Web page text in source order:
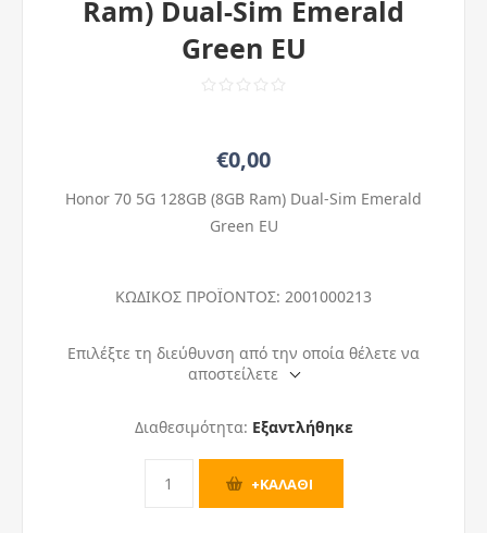
Ram) Dual-Sim Emerald
Green EU
€0,00
Honor 70 5G 128GB (8GB Ram) Dual-Sim Emerald
Green EU
ΚΩΔΙΚΟΣ ΠΡΟΪΟΝΤΟΣ: 2001000213
Επιλέξτε τη διεύθυνση από την οποία θέλετε να
αποστείλετε
Διαθεσιμότητα: Εξαντλήθηκε